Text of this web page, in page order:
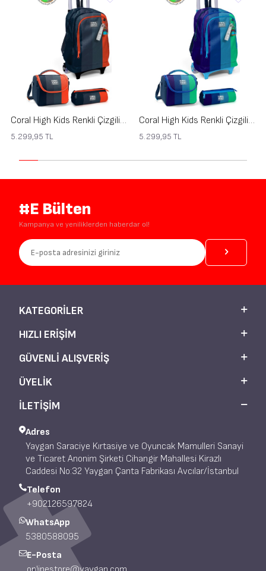
Coral High Kids Renkli Çizgili 3’lü Okul Çanta Seti SET0123982
5.299,95 TL
Coral High Kids Renkli Çizgili 3’lü Okul Çanta Seti SET0123981
5.299,95 TL
#E Bülten
Kampanya ve yeniliklerden haberdar ol!
KATEGORILER
HIZLI ERIŞIM
GÜVENLI ALIŞVERIŞ
ÜYELIK
İLETİŞİM
Adres
Yaygan Saraciye Kırtasiye ve Oyuncak Mamulleri Sanayi
ve Ticaret Anonim Şirketi Cihangir Mahallesi Kirazlı
Caddesi No:32 Yaygan Çanta Fabrikası Avcılar/İstanbul
Telefon
+902126597824
WhatsApp
5380588095
E-Posta